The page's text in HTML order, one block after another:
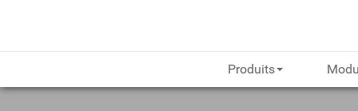
Produits